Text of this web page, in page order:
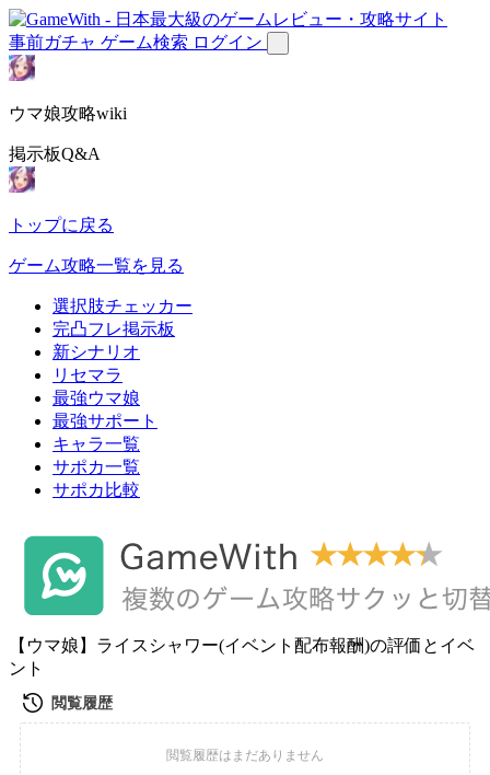
事前ガチャ ゲーム検索 ログイン
ウマ娘攻略wiki
掲示板Q&A
トップに戻る
ゲーム攻略一覧を見る
選択肢チェッカー
完凸フレ掲示板
新シナリオ
リセマラ
最強ウマ娘
最強サポート
キャラ一覧
サポカ一覧
サポカ比較
【ウマ娘】ライスシャワー(イベント配布報酬)の評価とイベ
ント